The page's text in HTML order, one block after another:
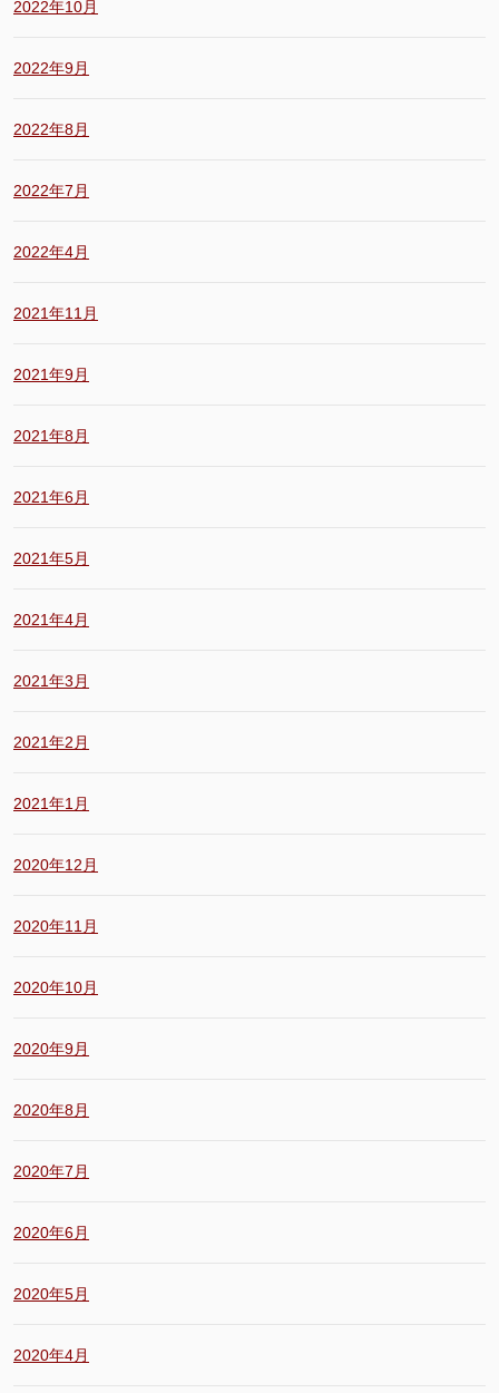
2022年10月
2022年9月
2022年8月
2022年7月
2022年4月
2021年11月
2021年9月
2021年8月
2021年6月
2021年5月
2021年4月
2021年3月
2021年2月
2021年1月
2020年12月
2020年11月
2020年10月
2020年9月
2020年8月
2020年7月
2020年6月
2020年5月
2020年4月